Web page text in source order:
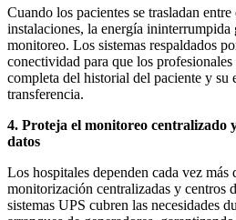
Cuando los pacientes se trasladan
instalaciones, la energía
monitoreo. Los sistemas respaldados
conectividad para que los
completa del historial del paciente y su
transferencia.
4. Proteja el monitoreo centralizado
datos
Los hospitales dependen cada vez más
monitorización centralizadas y centros
sistemas UPS cubren las necesidades